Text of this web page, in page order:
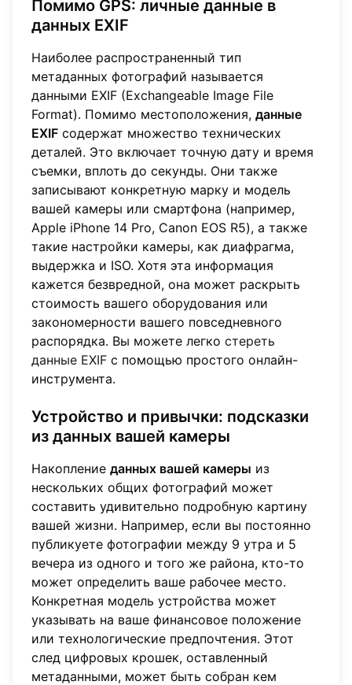
Помимо GPS: личные данные в
данных EXIF
Наиболее распространенный тип
метаданных фотографий называется
данными EXIF (Exchangeable Image File
Format). Помимо местоположения, данные
EXIF содержат множество технических
деталей. Это включает точную дату и время
съемки, вплоть до секунды. Они также
записывают конкретную марку и модель
вашей камеры или смартфона (например,
Apple iPhone 14 Pro, Canon EOS R5), а также
такие настройки камеры, как диафрагма,
выдержка и ISO. Хотя эта информация
кажется безвредной, она может раскрыть
стоимость вашего оборудования или
закономерности вашего повседневного
распорядка. Вы можете легко стереть
данные EXIF с помощью простого онлайн-
инструмента.
Устройство и привычки: подсказки
из данных вашей камеры
Накопление данных вашей камеры из
нескольких общих фотографий может
составить удивительно подробную картину
вашей жизни. Например, если вы постоянно
публикуете фотографии между 9 утра и 5
вечера из одного и того же района, кто-то
может определить ваше рабочее место.
Конкретная модель устройства может
указывать на ваше финансовое положение
или технологические предпочтения. Этот
след цифровых крошек, оставленный
метаданными, может быть собран кем